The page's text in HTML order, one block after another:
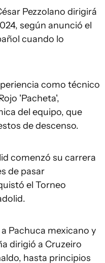
Pezzolano dirigirá
según anunció el
cuando lo
como técnico
'Pacheta',
del equipo, que
de descenso.
comenzó su carrera
de pasar
el Torneo
Pachuca mexicano y
dirigió a Cruzeiro
hasta principios